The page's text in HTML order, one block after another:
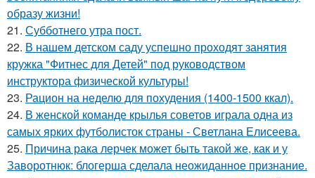
образу жизни!
21. Субботнего утра пост.
22. В нашем детском саду успешно проходят занятия
кружка "Фитнес для Детей" под руководством
инструктора физической культуры!
23. Рацион на неделю для похудения (1400-1500 ккал).
24. В женской команде крылья советов играла одна из
самых ярких футболисток страны - Светлана Елисеева.
25. Причина рака лерчек может быть такой же, как и у
Заворотнюк: блогерша сделала неожиданное признание.